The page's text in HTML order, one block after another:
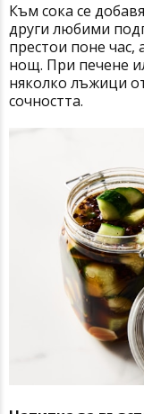
Към сока се
други любими
престои поне
нощ. При печене
няколко лъжици
сочността.